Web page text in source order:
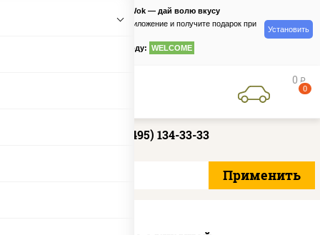
PizzaSushiWok — дай волю вкусу
Скачайте приложение и получите подарок при
по промокоду: WELCOME
Установить
0 руб
0
+7 (495) 134-33-33